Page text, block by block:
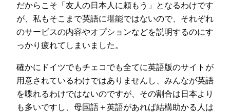
だからこそ「友人の日本人に頼もう」となるわけです
が、私もそこまで英語に堪能ではないので、それぞれ
のサービスの内容やオプションなどを説明するのにす
っかり疲れてしまいました。
確かにドイツでもチェコでも全てに英語版のサイトが
用意されているわけではありませんし、みんなが英語
を喋れるわけではないのですが、その割合は日本より
も多いですし、母国語＋英語があれば結構助かる人は